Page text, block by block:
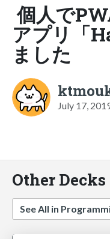
個人で
アプリ「
ました
July 17,
Other
See All in